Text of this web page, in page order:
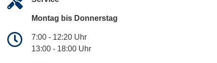
Montag bis Donnerstag
7:00 - 12:20 Uhr
13:00 - 18:00 Uhr